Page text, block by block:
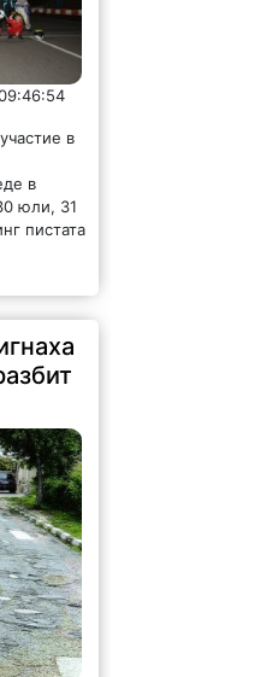
в
в
юли, 31
пистата